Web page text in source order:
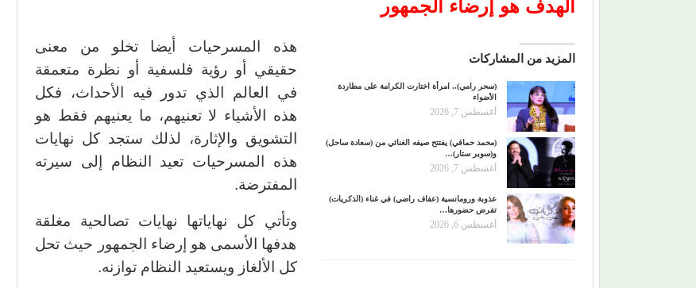
الهدف هو إرضاء الجمهور
المزيد من المشاركات
(سحر رامي).. امرأة اختارت الكرامة على مطاردة
الأضواء
أغسطس 7, 2026
(محمد حماقي) يفتتح صيفه الغنائي من (سعادة ساحل)
و(سوبر ستار)…
أغسطس 7, 2026
عذوبة ورومانسية (عفاف راضي) في غناء (الذكريات)
تفرض حضورها…
أغسطس 6, 2026
هذه المسرحيات أيضا تخلو من معنى
حقيقي أو رؤية فلسفية أو نظرة متعمقة
في العالم الذي تدور فيه الأحداث، فكل
هذه الأشياء لا تعنيهم، ما يعنيهم فقط هو
التشويق والإثارة، لذلك ستجد كل نهايات
هذه المسرحيات تعيد النظام إلى سيرته
المفترضة.
وتأتي كل نهاياتها نهايات تصالحية مغلقة
هدفها الأسمى هو إرضاء الجمهور حيث تحل
كل الألغاز ويستعيد النظام توازنه.